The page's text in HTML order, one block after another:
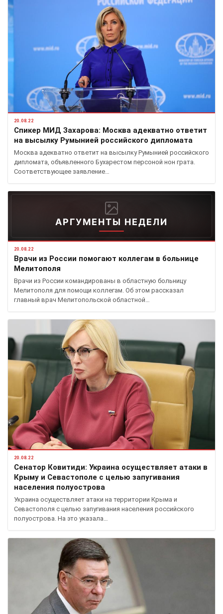
20.08.22
Спикер МИД Захарова: Москва адекватно ответит
на высылку Румынией российского дипломата
Москва адекватно ответит на высылку Румынией российского
дипломата, объявленного Бухарестом персоной нон грата.
Соответствующее заявление…
АРГУМЕНТЫ НЕДЕЛИ
20.08.22
Врачи из России помогают коллегам в больнице
Мелитополя
Врачи из России командированы в областную больницу
Мелитополя для помощи коллегам. Об этом рассказал
главный врач Мелитопольской областной…
20.08.22
Сенатор Ковитиди: Украина осуществляет атаки в
Крыму и Севастополе с целью запугивания
населения полуострова
Украина осуществляет атаки на территории Крыма и
Севастополя с целью запугивания населения российского
полуострова. На это указала…